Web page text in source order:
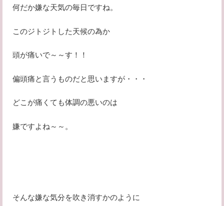
何だか嫌な天気の毎日ですね。
このジトジトした天候の為か
頭が痛いで～～す！！
偏頭痛と言うものだと思いますが・・・
どこが痛くても体調の悪いのは
嫌ですよね～～。
そんな嫌な気分を吹き消すかのように